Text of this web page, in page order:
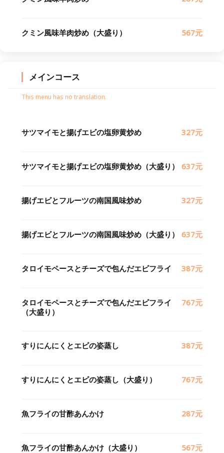
クミン風味羊肉炒め（大盛り） 567元
メインコース
This menu has no translation.
サツマイモと揚げエビの塩卵黄炒め 327元
サツマイモと揚げエビの塩卵黄炒め（大盛り） 637元
揚げエビとフルーツの南国風味炒め 327元
揚げエビとフルーツの南国風味炒め（大盛り） 637元
タロイモペースとチーズで包んだエビフライ 387元
タロイモペースとチーズで包んだエビフライ
（大盛り）
767元
すりにんにくとエビの姿蒸し 387元
すりにんにくとエビの姿蒸し（大盛り） 767元
魚フライの甘酢あんかけ 287元
魚フライの甘酢あんかけ（大盛り） 567元